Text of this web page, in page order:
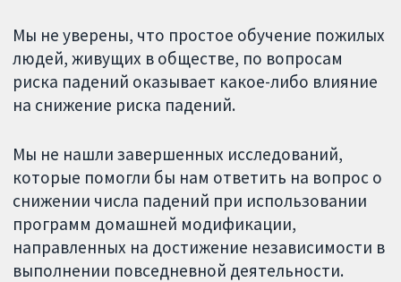
Мы не уверены, что простое обучение пожилых
людей, живущих в обществе, по вопросам
риска падений оказывает какое-либо влияние
на снижение риска падений.
Мы не нашли завершенных исследований,
которые помогли бы нам ответить на вопрос о
снижении числа падений при использовании
программ домашней модификации,
направленных на достижение независимости в
выполнении повседневной деятельности.